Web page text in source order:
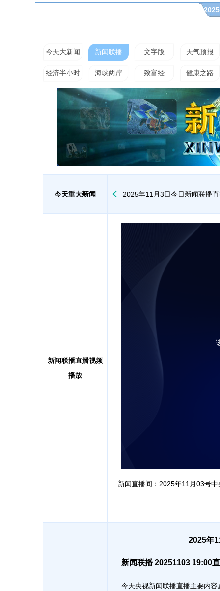
今天大新闻 新闻联播 文字版 天气预报
经济半小时 海峡两岸 致富经 健康之路
今天重大新闻 2025年11月3日今日新闻联播
新闻联播直播视频
播放
新闻直播间：2025年11月03号
2025年
新闻联播 20251103 19:00
今天央视新闻联播直播主要内